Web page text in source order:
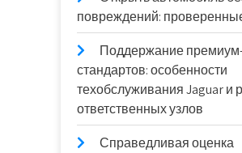
повреждений:
Поддержание
стандартов: особенности
техобслуживания Jaguar и
ответственных узлов
Справедливая оценка